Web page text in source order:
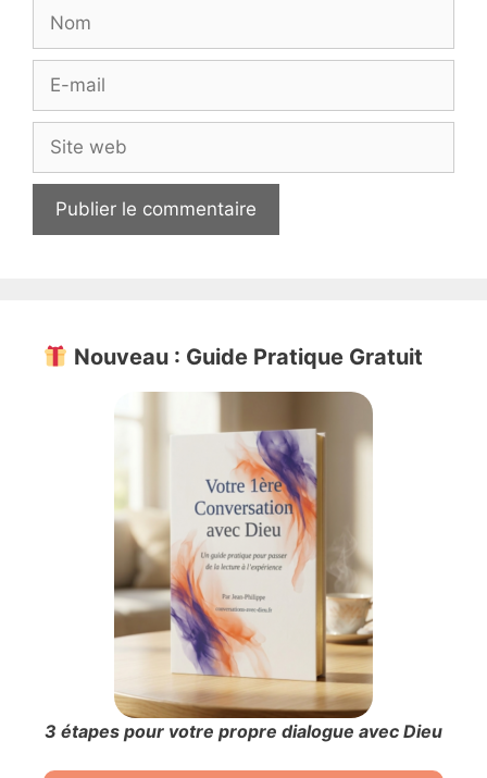
Nom
Site
web
Nouveau : Guide Pratique Gratuit
3 étapes pour votre propre dialogue avec Dieu